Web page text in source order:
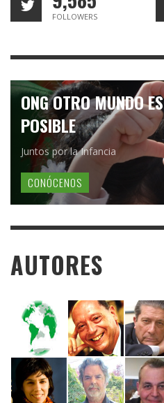
FOLLOWERS
ONG OTRO MUNDO ES
POSIBLE
Juntos por la Infancia
CONÓCENOS
AUTORES